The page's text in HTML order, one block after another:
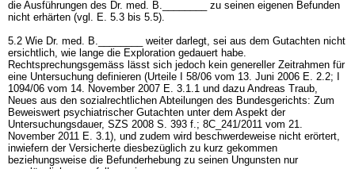
die Ausführungen des Dr. med. B.________ zu seinen eigenen Befunden
nicht erhärten (vgl. E. 5.3 bis 5.5).
5.2 Wie Dr. med. B.________ weiter darlegt, sei aus dem Gutachten nicht
ersichtlich, wie lange die Exploration gedauert habe.
Rechtsprechungsgemäss lässt sich jedoch kein genereller Zeitrahmen für
eine Untersuchung definieren (Urteile I 58/06 vom 13. Juni 2006 E. 2.2; I
1094/06 vom 14. November 2007 E. 3.1.1 und dazu Andreas Traub,
Neues aus den sozialrechtlichen Abteilungen des Bundesgerichts: Zum
Beweiswert psychiatrischer Gutachten unter dem Aspekt der
Untersuchungsdauer, SZS 2008 S. 393 f.; 8C_241/2011 vom 21.
November 2011 E. 3.1), und zudem wird beschwerdeweise nicht erörtert,
inwiefern der Versicherte diesbezüglich zu kurz gekommen
beziehungsweise die Befunderhebung zu seinen Ungunsten nur